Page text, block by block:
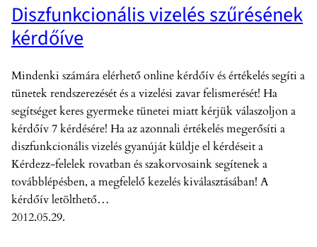
Diszfunkcionális vizelés szűrésének
kérdőíve
Mindenki számára elérhető online kérdőív és értékelés segíti a
tünetek rendszerezését és a vizelési zavar felismerését! Ha
segítséget keres gyermeke tünetei miatt kérjük válaszoljon a
kérdőív 7 kérdésére! Ha az azonnali értékelés megerősíti a
diszfunkcionális vizelés gyanúját küldje el kérdéseit a
Kérdezz-felelek rovatban és szakorvosaink segítenek a
továbblépésben, a megfelelő kezelés kiválasztásában! A
kérdőív letölthető…
2012.05.29.